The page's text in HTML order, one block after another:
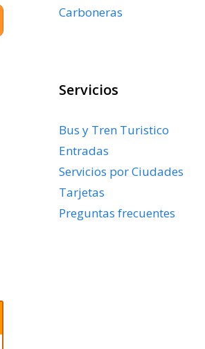
Carboneras
Servicios
Bus y Tren Turistico
Entradas
Servicios por Ciudades
Tarjetas
Preguntas frecuentes